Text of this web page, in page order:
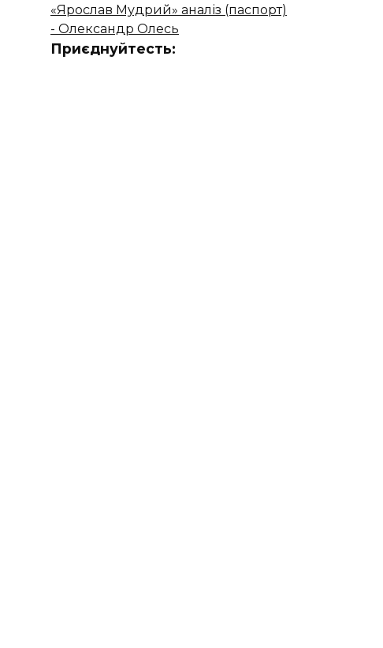
«Ярослав Мудрий» аналіз (паспорт)
- Олександр Олесь
Приєднуйтесть: